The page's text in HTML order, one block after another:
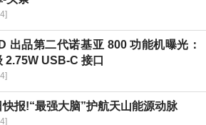
出品第二代诺基亚 800 功能机曝光：
2.75W USB-C 接口
快报!“最强大脑”护航天山能源动脉